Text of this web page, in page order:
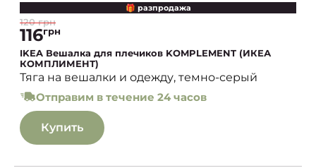
🎁 разпродажа
120 грн
116грн
IKEA Вешалка для плечиков KOMPLEMENT (ИКЕА
КОМПЛИМЕНТ)
Тяга на вешалки и одежду, темно-серый
Отправим в течение 24 часов
Купить